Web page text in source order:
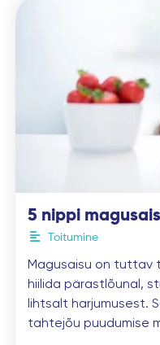
5 nippi
Toitumine
Magusaisu on tuttav
hiilida pärastlõunal,
lihtsalt harjumusest.
tahtejõu puudumise